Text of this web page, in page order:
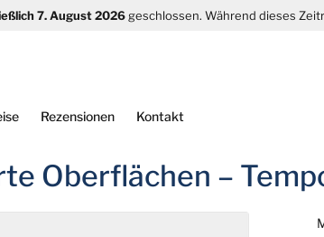
7. August 2026 geschlossen. Während dieses
Rezensionen Kontakt
Oberflächen –